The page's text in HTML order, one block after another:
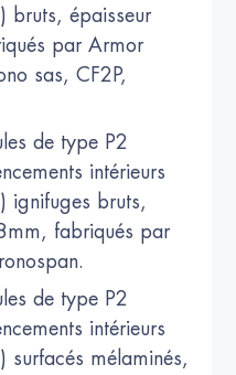
bruts, épaisseur
par Armor
sas, CF2P,
de type P2
intérieurs
ignifuges bruts,
fabriqués par
de type P2
intérieurs
surfacés mélaminés,